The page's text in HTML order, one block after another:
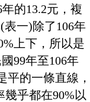
的13.2元，複
表一)除了106年
上下，所以是
99年至106年
平的一條直線，
乎都在90%以